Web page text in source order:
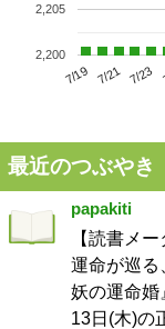
7/19 7/21 7/23
2,200
2,205
最近のつぶやき
papakiti
【読書メ
運命が巡る
妖の運命婚
13日(木)の